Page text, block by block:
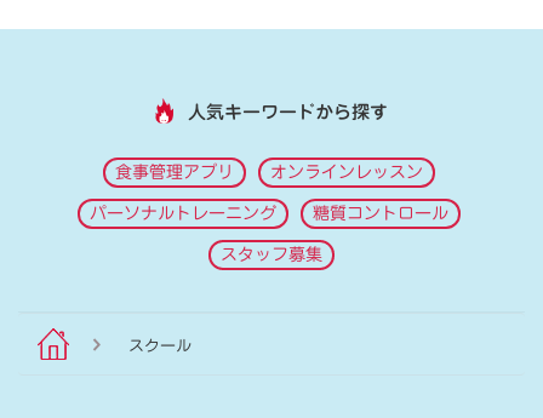
人気キーワードから探す
食事管理アプリ オンラインレッスン
パーソナルトレーニング 糖質コントロール
スタッフ募集
スクール